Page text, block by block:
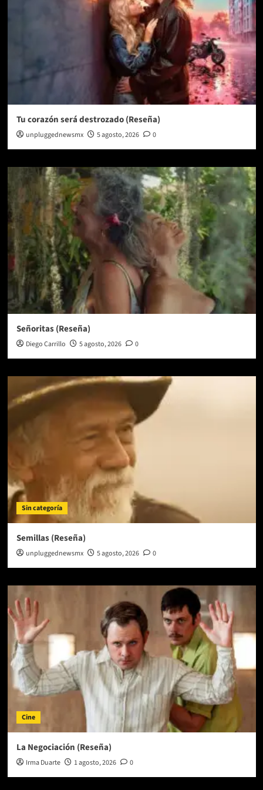
Tu corazón será destrozado (Reseña)
unpluggednewsmx 5 agosto, 2026 0
Señoritas (Reseña)
Diego Carrillo 5 agosto, 2026 0
Sin categoría
Semillas (Reseña)
unpluggednewsmx 5 agosto, 2026 0
Cine
La Negociación (Reseña)
Irma Duarte 1 agosto, 2026 0